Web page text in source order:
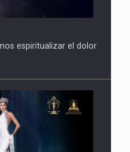
espiritualizar el dolor